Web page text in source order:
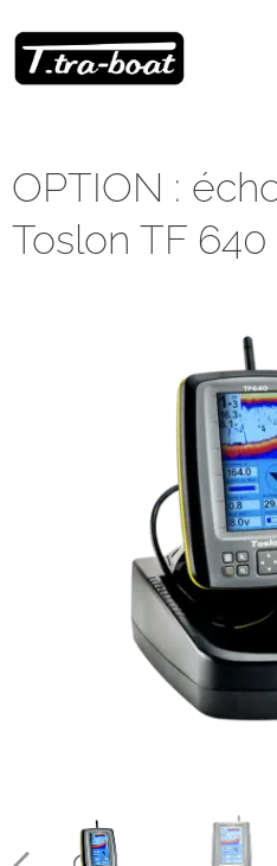
OPTION :
Toslon TF 640